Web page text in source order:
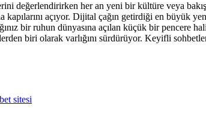
değerlendirirken her an yeni bir kültüre veya
kapılarını açıyor. Dijital çağın getirdiği en büyük
bir ruhun dünyasına açılan küçük bir
biri olarak varlığını sürdürüyor. Keyifli
sitesi